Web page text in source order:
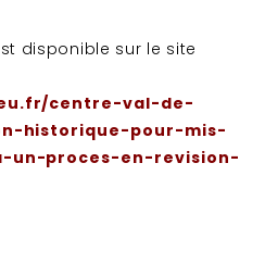
disponible sur le site
centre-val-de-
historique-pour-mis-
proces-en-revision-